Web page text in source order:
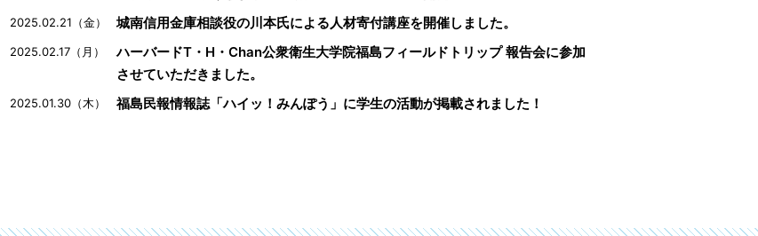
2025.02.21（金） 城南信用金庫相談役の川本氏による人材寄付講座を開催しました。
2025.02.17（月）
ハーバードT・H・Chan公衆衛生大学院福島フィールドトリップ 報告会に参加
させていただきました。
2025.01.30（木） 福島民報情報誌「ハイッ！みんぽう」に学生の活動が掲載されました！